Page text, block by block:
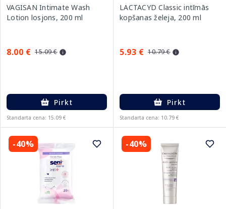
VAGISAN Intimate Wash
Lotion losjons, 200 ml
8.00 € 15.09 €
Pirkt
Standarta cena: 15.09 €
LACTACYD Classic intīmās
kopšanas želeja, 200 ml
5.93 € 10.79 €
Pirkt
Standarta cena: 10.79 €
-40% -40%